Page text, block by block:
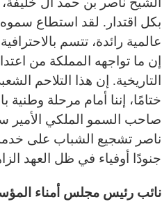
بكل اقتدار. لقد استطاع
عالمية رائدة، تتسم
إن ما تواجهه المملكة من
التاريخية. إن هذا التلاحم
ختامًا، إننا أمام مرحلة
صاحب السمو الملكي الأمير
ناصر تشجيع الشباب على
جنودًا أوفياء في ظل العهد
نائب رئيس مجلس أمناء